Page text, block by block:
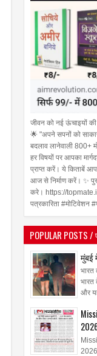
जीवन को नई ऊंचाइयों
🌟 "अपने सपनों को
बदलाव लानेवाली 800+
हर विषयों पर आपका
प्राप्त करें। ये किताबें
आज से निर्माण करें। ✨
करे। https://
पत्रकारिता #मोटिवेशन
POPULAR POSTS
मुंबई
भारत
भारत
और
2026